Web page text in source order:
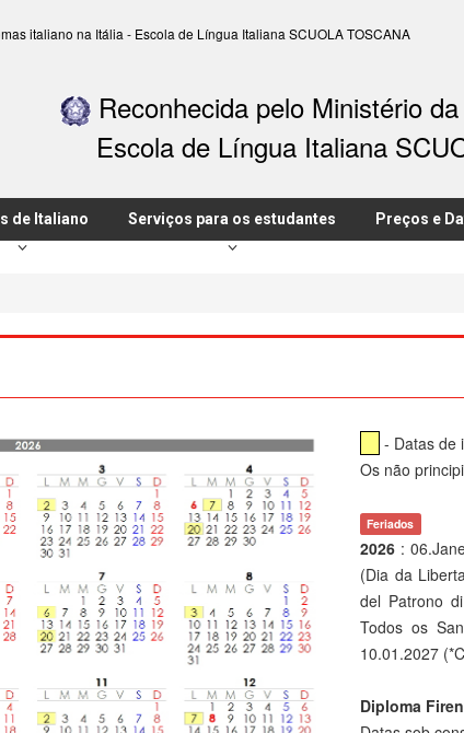
italiano na Itália - Escola de Língua Italiana SCUOLA TOSCANA
Reconhecida pelo Ministério
Escola de Língua Italiana
de Italiano Serviços para os estudantes Preços e
- Datas de
Os não
Feriados
2026 :
(Dia da
del Patrono
Todos os
10.01.2027
Diploma